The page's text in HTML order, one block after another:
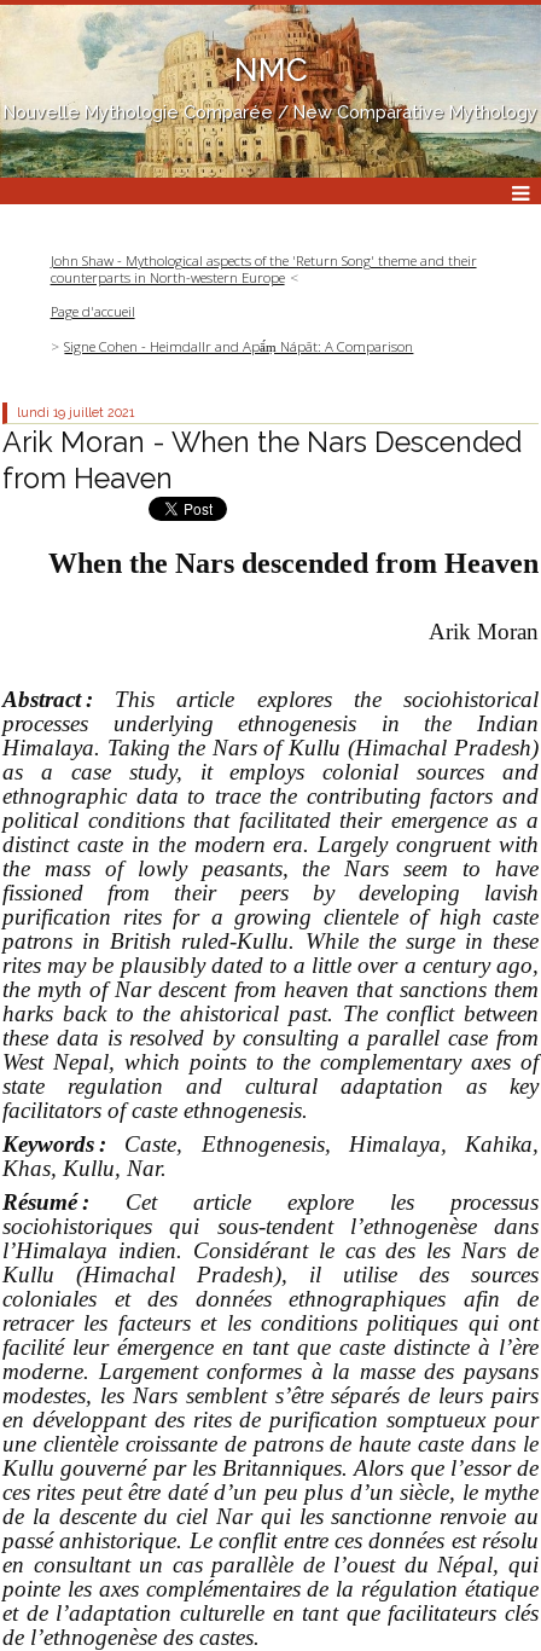
NMC
Nouvelle Mythologie Comparée / New Comparative Mythology
John Shaw - Mythological aspects of the 'Return Song' theme and their
counterparts in North-western Europe
Page d'accueil
Signe Cohen - Heimdallr and Apā́ṃ Nápāt: A Comparison
lundi 19 juillet 2021
Arik Moran - When the Nars Descended
from Heaven
When the Nars descended from Heaven
Arik Moran
Abstract : This article explores the sociohistorical
processes underlying ethnogenesis in the Indian
Himalaya. Taking the Nars of Kullu (Himachal Pradesh)
as a case study, it employs colonial sources and
ethnographic data to trace the contributing factors and
political conditions that facilitated their emergence as a
distinct caste in the modern era. Largely congruent with
the mass of lowly peasants, the Nars seem to have
fissioned from their peers by developing lavish
purification rites for a growing clientele of high caste
patrons in British ruled-Kullu. While the surge in these
rites may be plausibly dated to a little over a century ago,
the myth of Nar descent from heaven that sanctions them
harks back to the ahistorical past. The conflict between
these data is resolved by consulting a parallel case from
West Nepal, which points to the complementary axes of
state regulation and cultural adaptation as key
facilitators of caste ethnogenesis.
Keywords : Caste, Ethnogenesis, Himalaya, Kahika,
Khas, Kullu, Nar.
Résumé : Cet article explore les processus
sociohistoriques qui sous-tendent l’ethnogenèse dans
l’Himalaya indien. Considérant le cas des les Nars de
Kullu (Himachal Pradesh), il utilise des sources
coloniales et des données ethnographiques afin de
retracer les facteurs et les conditions politiques qui ont
facilité leur émergence en tant que caste distincte à l’ère
moderne. Largement conformes à la masse des paysans
modestes, les Nars semblent s’être séparés de leurs pairs
en développant des rites de purification somptueux pour
une clientèle croissante de patrons de haute caste dans le
Kullu gouverné par les Britanniques. Alors que l’essor de
ces rites peut être daté d’un peu plus d’un siècle, le mythe
de la descente du ciel Nar qui les sanctionne renvoie au
passé anhistorique. Le conflit entre ces données est résolu
en consultant un cas parallèle de l’ouest du Népal, qui
pointe les axes complémentaires de la régulation étatique
et de l’adaptation culturelle en tant que facilitateurs clés
de l’ethnogenèse des castes.